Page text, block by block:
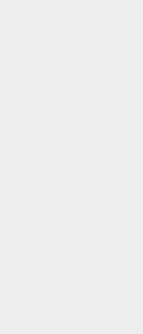
療後的中醫保